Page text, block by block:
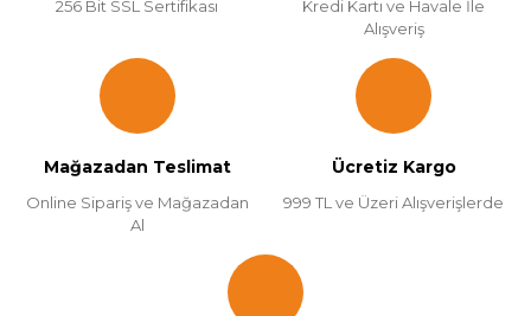
256 Bit SSL Sertifikası
Kredi Kartı ve Havale İle
Alışveriş
Mağazadan Teslimat
Online Sipariş ve Mağazadan
Al
Ücretiz Kargo
999 TL ve Üzeri Alışverişlerde